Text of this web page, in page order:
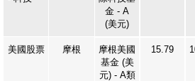
流動股票期權交易
雙重認證機制（2FA）
金 - A
(美元)
美國股票 摩根
摩根美國
基金 (美
元) - A類
15.79